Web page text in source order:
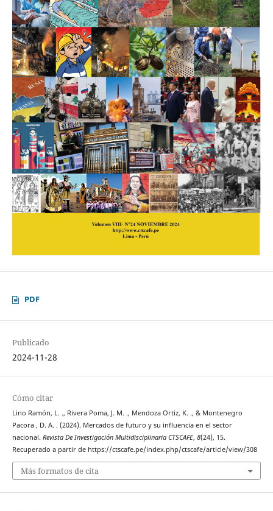
PDF
Publicado
2024-11-28
Cómo citar
Lino Ramón, L. ., Rivera Poma, J. M. ., Mendoza Ortiz, K. ., & Montenegro
Pacora , D. A. . (2024). Mercados de futuro y su influencia en el sector
nacional. Revista De Investigación Multidisciplinaria CTSCAFE, 8(24), 15.
Recuperado a partir de https://ctscafe.pe/index.php/ctscafe/article/view/308
Más formatos de cita